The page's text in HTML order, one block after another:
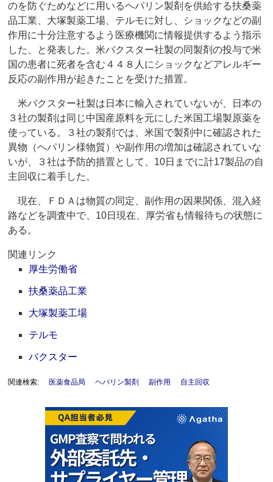
のを防ぐためなどに用いるヘパリン製剤を供給する扶桑薬
品工業、大塚製薬工場、テルモに対し、ショックなどの副
作用に十分注意するよう医療機関に情報提供するよう指示
した、と発表した。米バクスター社製の同製剤の投与で米
国の患者に死者を含む４４８人にショックなどアレルギー
反応の副作用が起きたことを受けた措置。
米バクスター社製は日本に輸入されていないが、日本の
３社の製剤は同じ中国産原料を元にした米国工場製原薬を
使っている。３社の製剤では、米国で製剤中に確認された
異物（ヘパリン様物質）や副作用の増加は確認されていな
いが、３社は予防的措置として、10日までに計17製品の自
主回収に着手した。
現在、ＦＤＡは物質の同定、副作用の因果関係、混入経
路などを調査中で、10日現在、厚労省も情報待ちの状態に
ある。
関連リンク
厚生労働省
扶桑薬品工業
大塚製薬工場
テルモ
バクスター
関連検索: 医薬食品局 ヘパリン製剤 副作用 自主回収